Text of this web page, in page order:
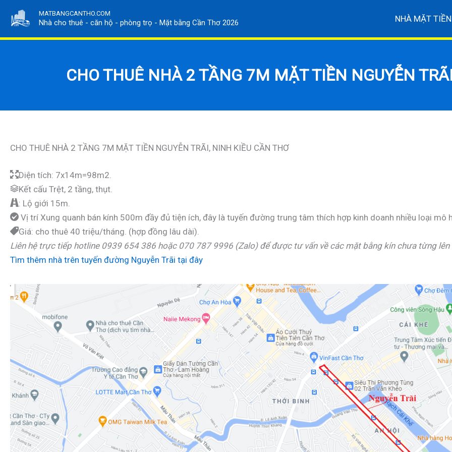
nội
MATBANGCANTHO.COM
Nhà cho thuê - căn hộ - phòng trọ - Mặt bằng Cần Thơ 2026 NHÀ MẶT TIỀN
CHO THUÊ NHÀ 2 TẦNG 7M MẶT TIỀN NGUYỄN
CHO THUÊ NHÀ 2 TẦNG 7M MẶT TIỀN NGUYỄN TRÃI, NINH KIỀU CẦN THƠ
Diện tích: 7x14m=98m2.
Kết cấu Trệt, 2 tầng, thụt.
: Lộ giới 15m.
Vị trí Xung quanh bán kính 500m đầy đủ tiện ích, đây là tuyến đường trung tâm thích hợp kinh doanh nhiều loại mô
Giá: cho thuê 40 triệu/tháng. (hợp đồng lâu dài).
Liên hệ trực tiếp hotline 0939 654 386 hoặc 070 787 9996 (Zalo) để được tư vấn về các mặt bằng kín chưa từng lên
Tìm thêm nhà trên tuyến đường Nguyễn Trãi tại đây